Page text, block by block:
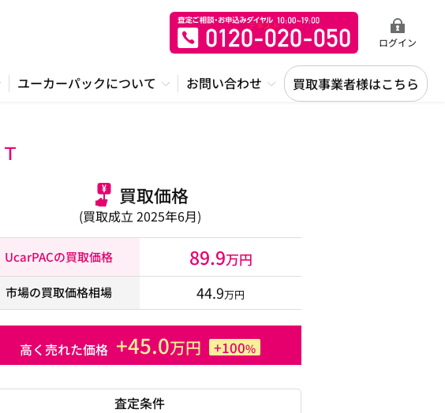
ログイン
ユーカーパックについて お問い合わせ 買取事業者様はこちら
買取価格
(買取成立 2025年6月)
UcarPACの買取価格 89.9万円
市場の買取価格相場 44.9万円
高く売れた価格 +45.0万円 +100%
査定条件